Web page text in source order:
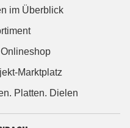
im Überblick
Marktplatz
Platten. Dielen